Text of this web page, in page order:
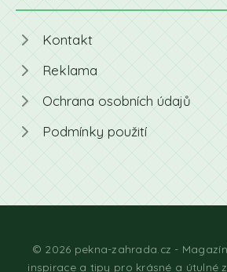
Kontakt
Reklama
Ochrana osobních údajů
Podmínky použití
© 2026 pekna-zahrada.cz -
inspirace a tipy pro krásné a útulné